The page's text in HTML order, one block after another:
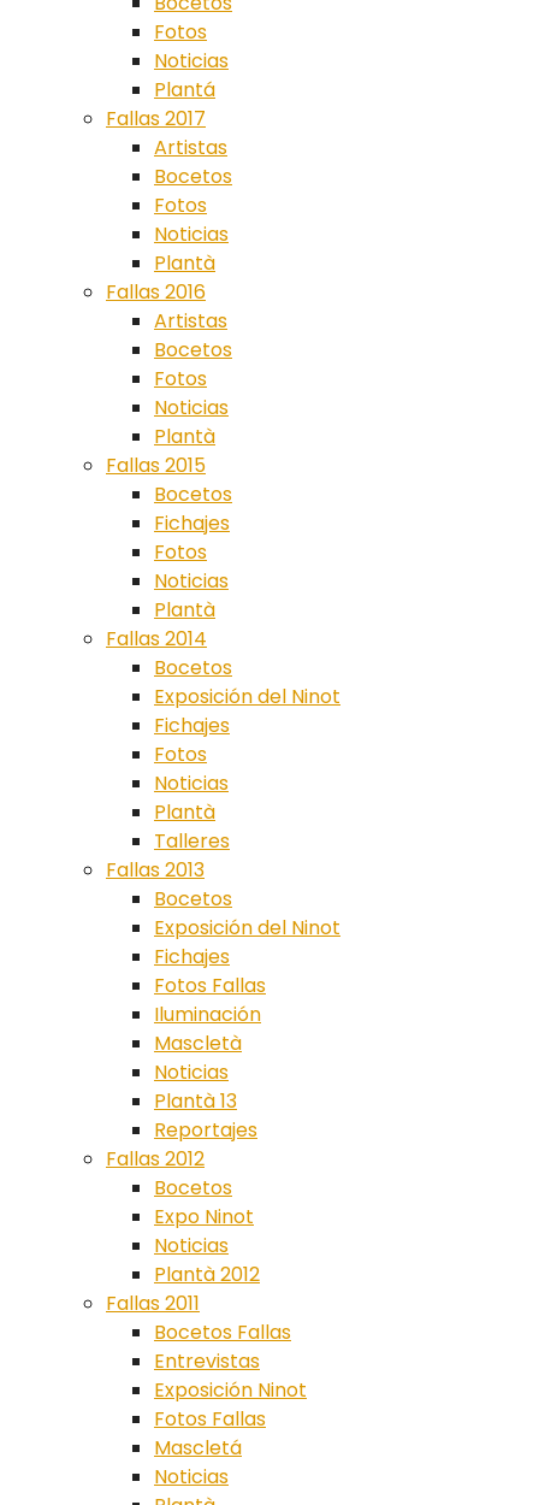
Fotos
Noticias
Plantá
Fallas 2017
Artistas
Bocetos
Fotos
Noticias
Plantà
Fallas 2016
Artistas
Bocetos
Fotos
Noticias
Plantà
Fallas 2015
Bocetos
Fichajes
Fotos
Noticias
Plantà
Fallas 2014
Bocetos
Exposición del Ninot
Fichajes
Fotos
Noticias
Plantà
Talleres
Fallas 2013
Bocetos
Exposición del Ninot
Fichajes
Fotos Fallas
Iluminación
Mascletà
Noticias
Plantà 13
Reportajes
Fallas 2012
Bocetos
Expo Ninot
Noticias
Plantà 2012
Fallas 2011
Bocetos Fallas
Entrevistas
Exposición Ninot
Fotos Fallas
Mascletá
Noticias